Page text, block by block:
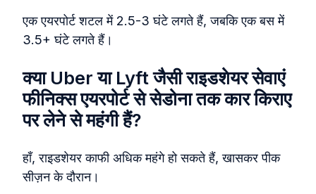
एक एयरपोर्ट शटल में 2.5-3 घंटे लगते हैं, जबकि एक बस में
3.5+ घंटे लगते हैं।
क्या Uber या Lyft जैसी राइडशेयर सेवाएं
फीनिक्स एयरपोर्ट से सेडोना तक कार किराए
पर लेने से महंगी हैं?
हाँ, राइडशेयर काफी अधिक महंगे हो सकते हैं, खासकर पीक
सीज़न के दौरान।